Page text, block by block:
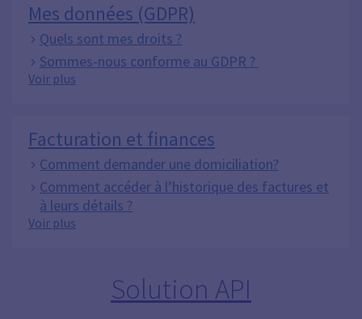
Mes données (GDPR)
Quels sont mes droits ?
Sommes-nous conforme au GDPR ?
Voir plus
Mes données (GDPR)
Facturation et finances
Comment demander une domiciliation?
Comment accéder à l’historique des factures et
à leurs détails ?
Voir plus
Facturation et finances
Solution API